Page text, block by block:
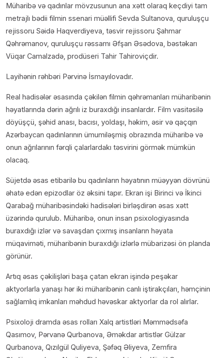
Müharibə və qadınlar mövzusunun ana xətt olaraq keçdiyi tam
metrajlı bədii filmin ssenari müəllifi Sevda Sultanova, quruluşçu
rejissoru Səidə Haqverdiyeva, təsvir rejissoru Şahmar
Qəhrəmanov, quruluşçu rəssamı Əfşan Əsədova, bəstəkarı
Vüqar Camalzadə, prodüseri Tahir Tahiroviçdir.
Layihənin rəhbəri Pərvinə İsmayılovadır.
Real hadisələr əsasında çəkilən filmin qəhrəmanları müharibənin
həyatlarında dərin ağrılı iz buraxdığı insanlardır. Film vasitəsilə
döyüşçü, şəhid anası, bacısı, yoldaşı, həkim, əsir və qaçqın
Azərbaycan qadınlarının ümumiləşmiş obrazında müharibə və
onun ağrılarının fərqli çalarlardakı təsvirini görmək mümkün
olacaq.
Süjetdə əsas etibarilə bu qadınların həyatının müəyyən dövrünü
əhatə edən epizodlar öz əksini tapır. Ekran işi Birinci və İkinci
Qarabağ müharibəsindəki hadisələri birləşdirən əsas xətt
üzərində qurulub. Müharibə, onun insan psixologiyasında
buraxdığı izlər və savaşdan çıxmış insanların həyata
müqaviməti, müharibənin buraxdığı izlərlə mübarizəsi ön planda
görünür.
Artıq əsas çəkilişləri başa çatan ekran işində peşəkar
aktyorlarla yanaşı hər iki müharibənin canlı iştirakçıları, həmçinin
sağlamlıq imkanları məhdud həvəskar aktyorlar da rol alırlar.
Psixoloji dramda əsas rolları Xalq artistləri Məmmədsəfa
Qasımov, Pərvanə Qurbanova, Əməkdar artistlər Gülzar
Qurbanova, Qızılgül Quliyeva, Şəfəq Əliyeva, Zemfira